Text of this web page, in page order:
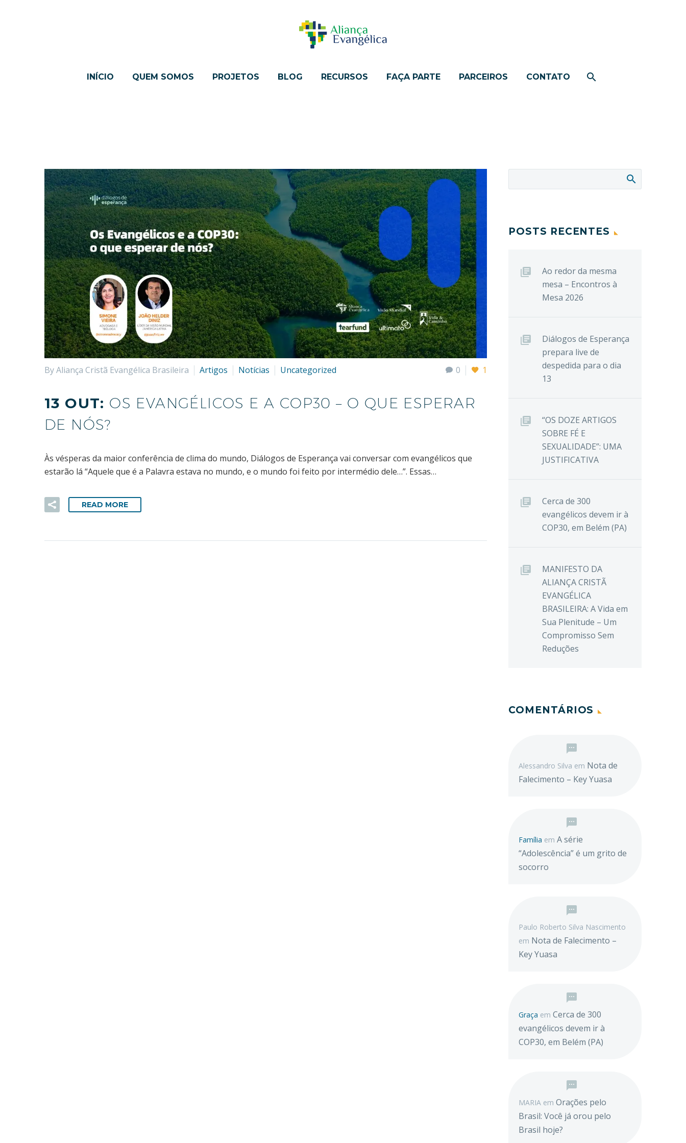
INÍCIO QUEM SOMOS PROJETOS BLOG RECURSOS FAÇA PARTE PARCEIROS CONTATO
0 1
By Aliança Cristã Evangélica Brasileira Artigos Notícias Uncategorized
13 OUT: OS EVANGÉLICOS E A COP30 – O QUE ESPERAR
DE NÓS?
Às vésperas da maior conferência de clima do mundo, Diálogos de Esperança vai conversar com evangélicos que
estarão lá “Aquele que é a Palavra estava no mundo, e o mundo foi feito por intermédio dele…”. Essas…
READ MORE
POSTS RECENTES
Ao redor da mesma
mesa – Encontros à
Mesa 2026
Diálogos de Esperança
prepara live de
despedida para o dia
13
“OS DOZE ARTIGOS
SOBRE FÉ E
SEXUALIDADE”: UMA
JUSTIFICATIVA
Cerca de 300
evangélicos devem ir à
COP30, em Belém (PA)
MANIFESTO DA
ALIANÇA CRISTÃ
EVANGÉLICA
BRASILEIRA: A Vida em
Sua Plenitude – Um
Compromisso Sem
Reduções
COMENTÁRIOS
Alessandro Silva em Nota de
Falecimento – Key Yuasa
Família em A série
“Adolescência” é um grito de
socorro
Paulo Roberto Silva Nascimento
em Nota de Falecimento –
Key Yuasa
Graça em Cerca de 300
evangélicos devem ir à
COP30, em Belém (PA)
MARIA em Orações pelo
Brasil: Você já orou pelo
Brasil hoje?